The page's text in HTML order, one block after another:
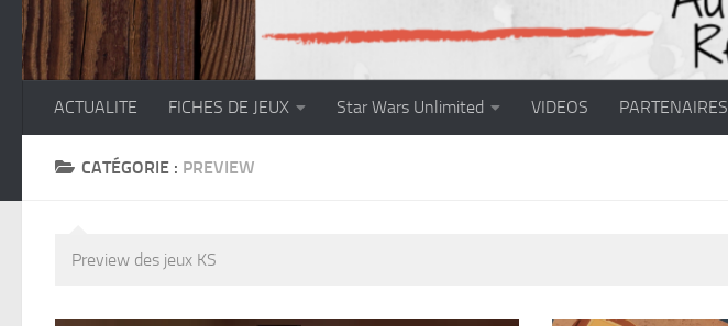
ACTUALITE FICHES DE JEUX Star Wars Unlimited VIDEOS PARTENAIRES
CATÉGORIE : PREVIEW
Preview des jeux KS